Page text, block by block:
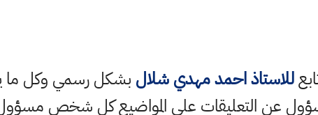
للاستاذ احمد مهدي شلال بشكل رسمي وكل ما
عن التعليقات على المواضيع كل شخص مسؤول